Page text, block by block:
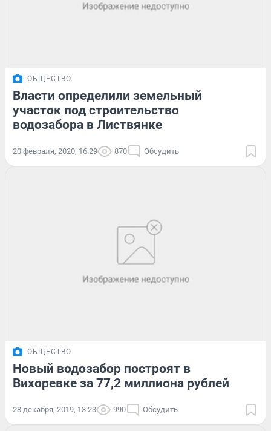
ОБЩЕСТВО
Власти определили земельный
участок под строительство
водозабора в Листвянке
20 февраля, 2020, 16:29 870 Обсудить
ОБЩЕСТВО
Новый водозабор построят в
Вихоревке за 77,2 миллиона рублей
28 декабря, 2019, 13:23 990 Обсудить